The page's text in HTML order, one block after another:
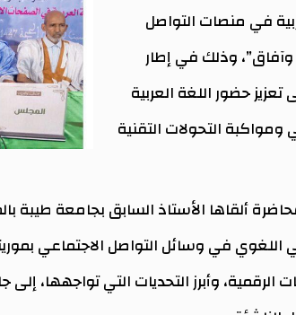
في منصات التواصل
وآفاق”، وذلك في إطار
حضور اللغة العربية
التحولات التقنية
ألقاها الأستاذ السابق بجامعة طيبة
في وسائل التواصل الاجتماعي
الرقمية، وأبرز التحديات التي تواجهها، إلى